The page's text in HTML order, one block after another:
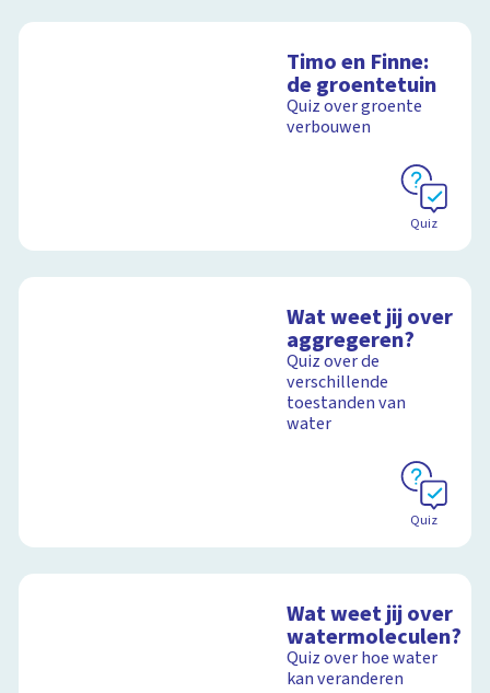
Timo en Finne:
de groentetuin
Quiz over groente
verbouwen
Quiz
Wat weet jij over
aggregeren?
Quiz over de
verschillende
toestanden van
water
Quiz
Wat weet jij over
watermoleculen?
Quiz over hoe water
kan veranderen